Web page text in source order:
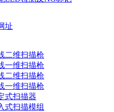
址
二维扫描枪
一维扫描枪
二维扫描枪
一维扫描枪
式扫描器
式扫描模组